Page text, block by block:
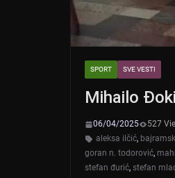
SPORT SVE VESTI
Mihailo
06/04/2025
527
aleksa ilčić,
goran n. todorović,
stefan đurić, stefan